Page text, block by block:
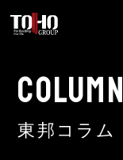
COLUMN
東邦コラム